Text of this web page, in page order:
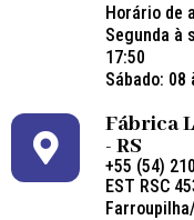
Horário de
Segunda à
17:50
Sábado: 08
Fábrica
- RS
+55 (54)
EST RSC